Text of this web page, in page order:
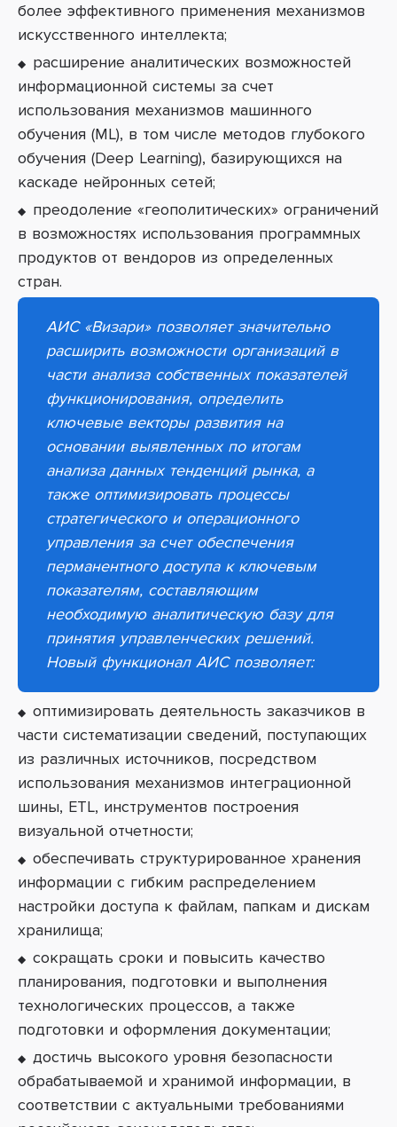
более эффективного применения механизмов
искусственного интеллекта;
расширение аналитических возможностей
информационной системы за счет
использования механизмов машинного
обучения (ML), в том числе методов глубокого
обучения (Deep Learning), базирующихся на
каскаде нейронных сетей;
преодоление «геополитических» ограничений
в возможностях использования программных
продуктов от вендоров из определенных
стран.
АИС «Визари» позволяет значительно
расширить возможности организаций в
части анализа собственных показателей
функционирования, определить
ключевые векторы развития на
основании выявленных по итогам
анализа данных тенденций рынка, а
также оптимизировать процессы
стратегического и операционного
управления за счет обеспечения
перманентного доступа к ключевым
показателям, составляющим
необходимую аналитическую базу для
принятия управленческих решений.
Новый функционал АИС позволяет:
оптимизировать деятельность заказчиков в
части систематизации сведений, поступающих
из различных источников, посредством
использования механизмов интеграционной
шины, ETL, инструментов построения
визуальной отчетности;
обеспечивать структурированное хранения
информации с гибким распределением
настройки доступа к файлам, папкам и дискам
хранилища;
сокращать сроки и повысить качество
планирования, подготовки и выполнения
технологических процессов, а также
подготовки и оформления документации;
достичь высокого уровня безопасности
обрабатываемой и хранимой информации, в
соответствии с актуальными требованиями